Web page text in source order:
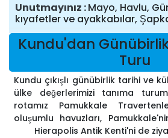
Unutmayınız Mayo, Havlu,
kıyafetler ve ayakkabılar,
Kundu'dan
Turu
Kundu çıkışlı günübirlik tarihi ve
ülke değerlerimizi tanıma
rotamız Pamukkale
oluşumlu havuzları,
Hierapolis Antik Kenti'ni de